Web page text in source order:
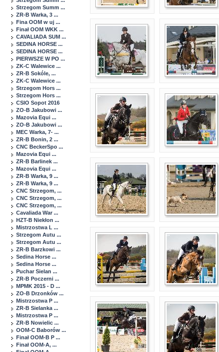
Strzegom Summ ...
ZR-B Warka, 3 ...
Fina OOM w uj ...
Finał OOM WKK ...
CAVALIADA SUM ...
SEDINA HORSE ...
SEDINA HORSE ...
PIERWSZE W PO ...
ZK-C Walewice ...
ZR-B Sokóle, ...
ZK-C Walewice ...
Strzegom Hors ...
Strzegom Hors ...
CSIO Sopot 2016
ZO-B Jakubowi ...
Mazovia Equi ...
ZO-B Jakubowi ...
MEC Warka, 7- ...
ZR-B Bonin, 2 ...
CNC BeckerSpo ...
Mazovia Equi ...
ZR-B Barlinek ...
Mazovia Equi ...
ZR-B Warka, 9 ...
ZR-B Warka, 9 ...
CNC Strzegom, ...
CNC Strzegom, ...
CNC Strzegom, ...
Cavaliada War ...
HZT-B Niekłon ...
Mistrzostwa L ...
Strzegom Autu ...
Strzegom Autu ...
ZR-B Barzkowi ...
Sedina Horse ...
Sedina Horse ...
Puchar Sielan ...
ZR-B Poczerni ...
MPMK 2015 - D ...
ZO-B Drzonków ...
Mistrzostwa P ...
ZR-B Sielanka ...
Mistrzostwa P ...
ZR-B Nowielic ...
OOM-C Baborów ...
Finał OOM-B P ...
Finał OOM-A, ...